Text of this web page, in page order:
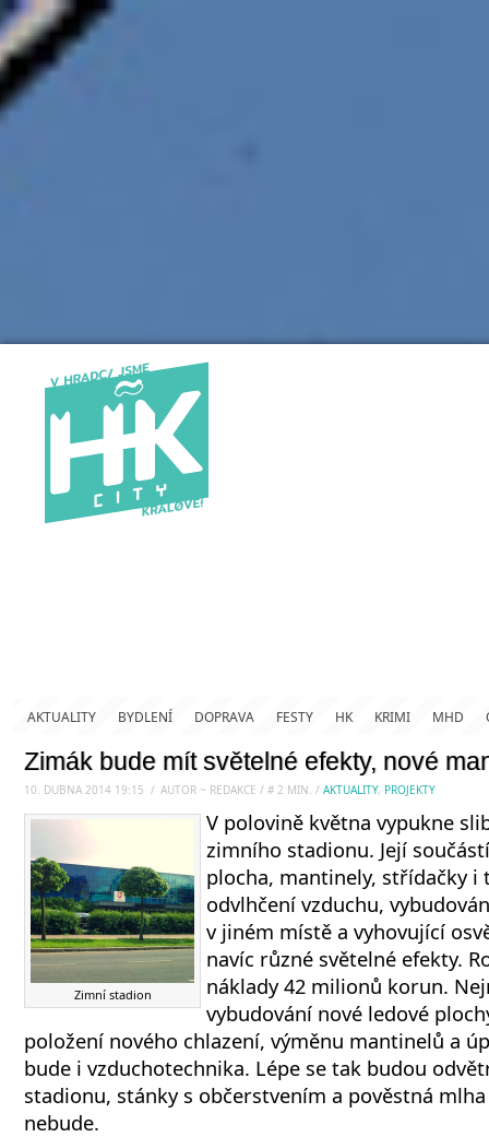
AKTUALITY BYDLENÍ DOPRAVA FESTY HK KRIMI MHD
Zimák bude mít světelné efekty, nové
10. DUBNA 2014 19:15 / AUTOR ~ REDAKCE / # 2 MIN. / AKTUALITY, PROJEKTY
Zimní stadion
V polovině května vypukne
zimního stadionu. Její
plocha, mantinely, střídačky i
odvlhčení vzduchu,
v jiném místě a vyhovující
navíc různé světelné efekty.
náklady 42 milionů korun.
vybudování nové ledové
položení nového chlazení, výměnu mantinelů a
bude i vzduchotechnika. Lépe se tak budou
stadionu, stánky s občerstvením a pověstná
nebude.